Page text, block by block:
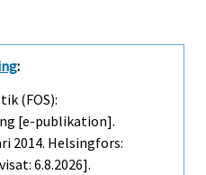
:
(FOS):
[e-publikation].
2014. Helsingfors:
6.8.2026].